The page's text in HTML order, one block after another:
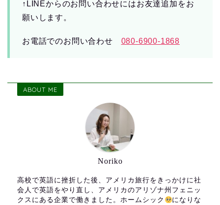
↑LINEからのお問い合わせにはお友達追加をお
願いします。
お電話でのお問い合わせ 080-6900-1868
ABOUT ME
Noriko
高校で英語に挫折した後、アメリカ旅行をきっかけに社
会人で英語をやり直し、アメリカのアリゾナ州フェニッ
クスにある企業で働きました。ホームシック
になりな